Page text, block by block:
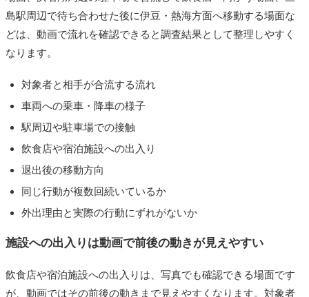
島駅周辺で待ち合わせた後に伊豆・熱海方面へ移動する場面な
どは、動画で流れを確認できると調査結果として整理しやすく
なります。
対象者と相手が合流する流れ
車両への乗車・降車の様子
駅周辺や駐車場での接触
飲食店や宿泊施設への出入り
退出後の移動方向
同じ行動が複数回続いているか
外出理由と実際の行動にずれがないか
施設への出入りは動画で前後の動きが見えやすい
飲食店や宿泊施設への出入りは、写真でも確認できる場面です
が、動画ではその前後の動きまで見えやすくなります。対象者